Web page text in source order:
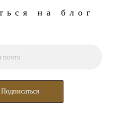
на блог
Подписаться